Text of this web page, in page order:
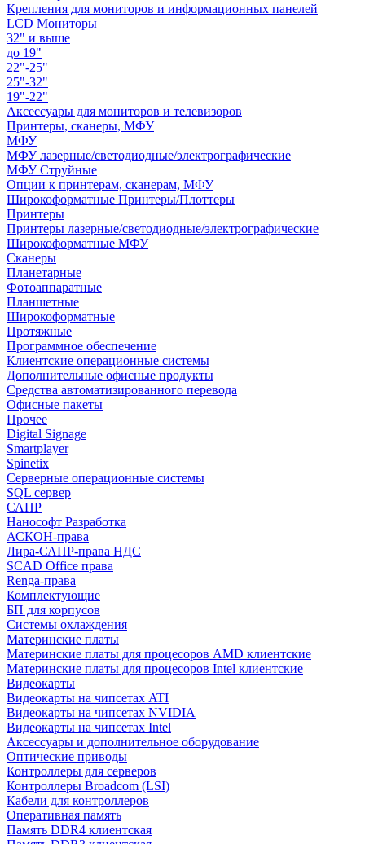
Крепления для мониторов и информационных панелей
LCD Мониторы
32" и выше
до 19"
22"-25"
25"-32"
19"-22"
Аксессуары для мониторов и телевизоров
Принтеры, сканеры, МФУ
МФУ
МФУ лазерные/светодиодные/электрографические
МФУ Струйные
Опции к принтерам, сканерам, МФУ
Широкоформатные Принтеры/Плоттеры
Принтеры
Принтеры лазерные/светодиодные/электрографические
Широкоформатные МФУ
Сканеры
Планетарные
Фотоаппаратные
Планшетные
Широкоформатные
Протяжные
Программное обеспечение
Клиентские операционные системы
Дополнительные офисные продукты
Средства автоматизированного перевода
Офисные пакеты
Прочее
Digital Signage
Smartplayer
Spinetix
Серверные операционные системы
SQL сервер
САПР
Нанософт Разработка
АСКОН-права
Лира-САПР-права НДС
SCAD Office права
Renga-права
Комплектующие
БП для корпусов
Системы охлаждения
Материнские платы
Материнские платы для процесоров AMD клиентские
Материнские платы для процесоров Intel клиентские
Видеокарты
Видеокарты на чипсетах ATI
Видеокарты на чипсетах NVIDIA
Видеокарты на чипсетах Intel
Аксессуары и дополнительное оборудование
Оптические приводы
Контроллеры для серверов
Контроллеры Broadcom (LSI)
Кабели для контроллеров
Оперативная память
Память DDR4 клиентская